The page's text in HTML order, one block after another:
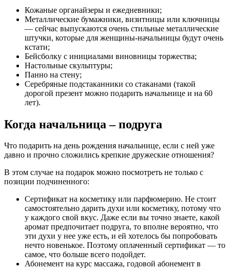
Кожаные органайзеры и ежедневники;
Металлические бумажники, визитницы или ключницы
— сейчас выпускаются очень стильные металлические
штучки, которые для женщины-начальницы будут очень
кстати;
Бейсболку с инициалами виновницы торжества;
Настольные скульптуры;
Панно на стену;
Серебряные подстаканники со стаканами (такой
дорогой презент можно подарить начальнице и на 60
лет).
Когда начальница – подруга
Что подарить на день рождения начальнице, если с ней уже
давно и прочно сложились крепкие дружеские отношения?
В этом случае на подарок можно посмотреть не только с
позиции подчиненного:
Сертификат на косметику или парфюмерию. Не стоит
самостоятельно дарить духи или косметику, потому что
у каждого свой вкус. Даже если вы точно знаете, какой
аромат предпочитает подруга, то вполне вероятно, что
эти духи у нее уже есть, и ей хотелось бы попробовать
нечто новенькое. Поэтому оплаченный сертификат — то
самое, что больше всего подойдет.
Абонемент на курс массажа, годовой абонемент в